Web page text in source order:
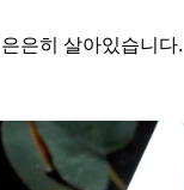
은히 살아있습니다.